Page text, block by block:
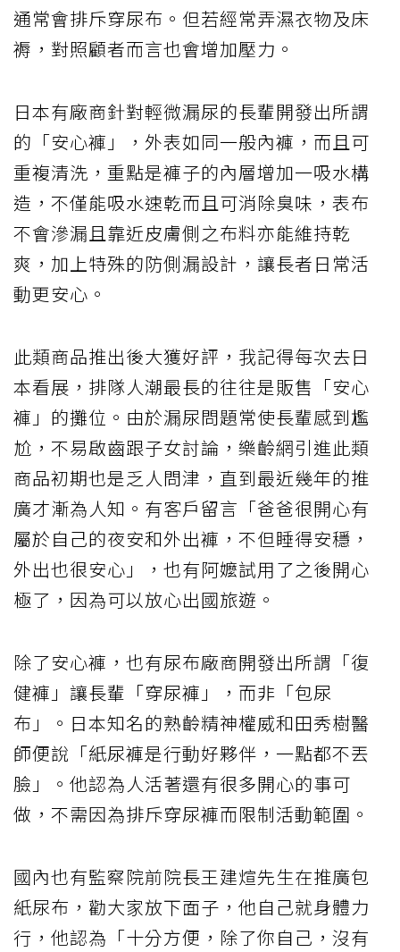
通常會排斥穿尿布。但若經常弄濕衣物及床
褥，對照顧者而言也會增加壓力。
日本有廠商針對輕微漏尿的長輩開發出所謂
的「安心褲」，外表如同一般內褲，而且可
重複清洗，重點是褲子的內層增加一吸水構
造，不僅能吸水速乾而且可消除臭味，表布
不會滲漏且靠近皮膚側之布料亦能維持乾
爽，加上特殊的防側漏設計，讓長者日常活
動更安心。
此類商品推出後大獲好評，我記得每次去日
本看展，排隊人潮最長的往往是販售「安心
褲」的攤位。由於漏尿問題常使長輩感到尷
尬，不易啟齒跟子女討論，樂齡網引進此類
商品初期也是乏人問津，直到最近幾年的推
廣才漸為人知。有客戶留言「爸爸很開心有
屬於自己的夜安和外出褲，不但睡得安穩，
外出也很安心」，也有阿嬤試用了之後開心
極了，因為可以放心出國旅遊。
除了安心褲，也有尿布廠商開發出所謂「復
健褲」讓長輩「穿尿褲」，而非「包尿
布」。日本知名的熟齡精神權威和田秀樹醫
師便說「紙尿褲是行動好夥伴，一點都不丟
臉」。他認為人活著還有很多開心的事可
做，不需因為排斥穿尿褲而限制活動範圍。
國內也有監察院前院長王建煊先生在推廣包
紙尿布，勸大家放下面子，他自己就身體力
行，他認為「十分方便，除了你自己，沒有